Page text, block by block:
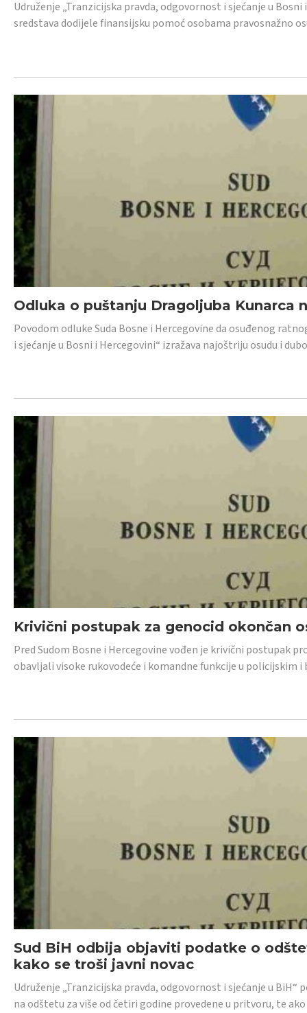
Udruženje „Tranzicijska pravda, odgovornost i sjećanje u
sredstava dodijele finansijsku pomoć osobama pravosnažno
Odluka o puštanju Dragoljuba Kunarca
Povodom odluke Suda Bosne i Hercegovine da osuđenog
i sjećanje u Bosni i Hercegovini“ izražava najoštriju osudu i
Krivični postupak za genocid okončan
Pred Sudom Bosne i Hercegovine vođen je krivični postupak
obavljali visoke rukovodeće i komandne funkcije u policijskim
Sud BiH odbija objaviti podatke o
kako se troši javni novac
Udruženje „Tranzicijska pravda, odgovornost i sjećanje u
na odštetu za više od četiri godine provedene u pritvoru, te